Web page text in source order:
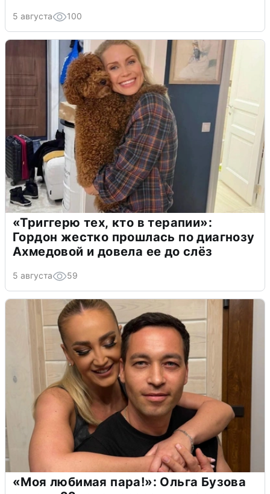
5 августа 100
«Триггерю тех, кто в терапии»:
Гордон жестко прошлась по диагнозу
Ахмедовой и довела ее до слёз
5 августа 59
«Моя любимая пара!»: Ольга Бузова